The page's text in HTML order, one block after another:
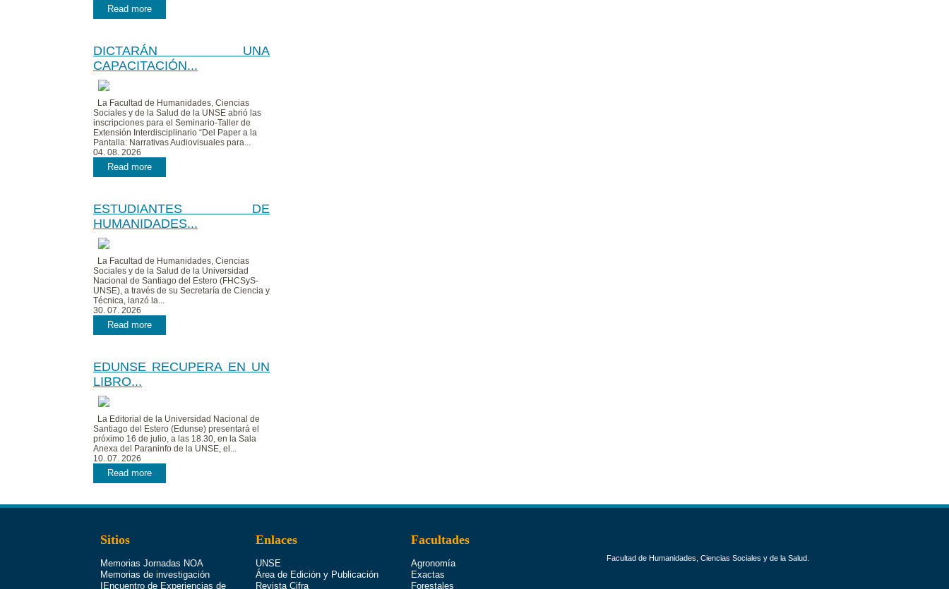
Read more
DICTARÁN UNA
CAPACITACIÓN...
La Facultad de Humanidades, Ciencias
Sociales y de la Salud de la UNSE abrió las
inscripciones para el Seminario-Taller de
Extensión Interdisciplinario “Del Paper a la
Pantalla: Narrativas Audiovisuales para...
04. 08. 2026
Read more
ESTUDIANTES DE
HUMANIDADES...
La Facultad de Humanidades, Ciencias
Sociales y de la Salud de la Universidad
Nacional de Santiago del Estero (FHCSyS-
UNSE), a través de su Secretaría de Ciencia y
Técnica, lanzó la...
30. 07. 2026
Read more
EDUNSE RECUPERA EN UN
LIBRO...
La Editorial de la Universidad Nacional de
Santiago del Estero (Edunse) presentará el
próximo 16 de julio, a las 18.30, en la Sala
Anexa del Paraninfo de la UNSE, el...
10. 07. 2026
Read more
Sitios
Memorias Jornadas NOA
Memorias de investigación
IEncuentro de Experiencias de
Enlaces
UNSE
Área de Edición y Publicación
Revista Cifra
Facultades
Agronomía
Exactas
Forestales
Facultad de Humanidades, Ciencias Sociales y de la Salud.